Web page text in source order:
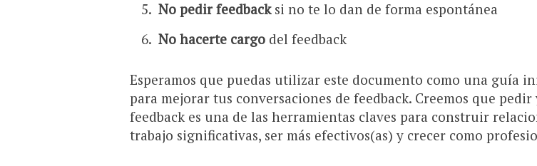
No pedir feedbacksi no te lo dan de forma espontánea
No hacerte cargodel feedback
Esperamos que puedas utilizar este documento como una guía
para mejorar tus conversaciones de feedback. Creemos que pedir
feedback es una de las herramientas claves para construir
trabajo significativas, ser más efectivos(as) y crecer como